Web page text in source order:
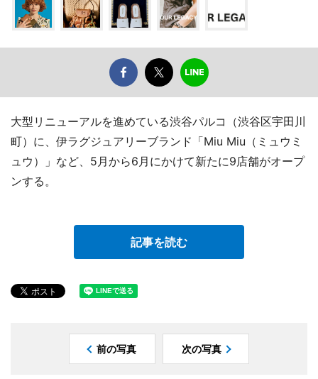
大型リニューアルを進めている渋谷パルコ（渋谷区宇田川
町）に、伊ラグジュアリーブランド「Miu Miu（ミュウミ
ュウ）」など、5月から6月にかけて新たに9店舗がオープ
ンする。
記事を読む
前の写真 次の写真